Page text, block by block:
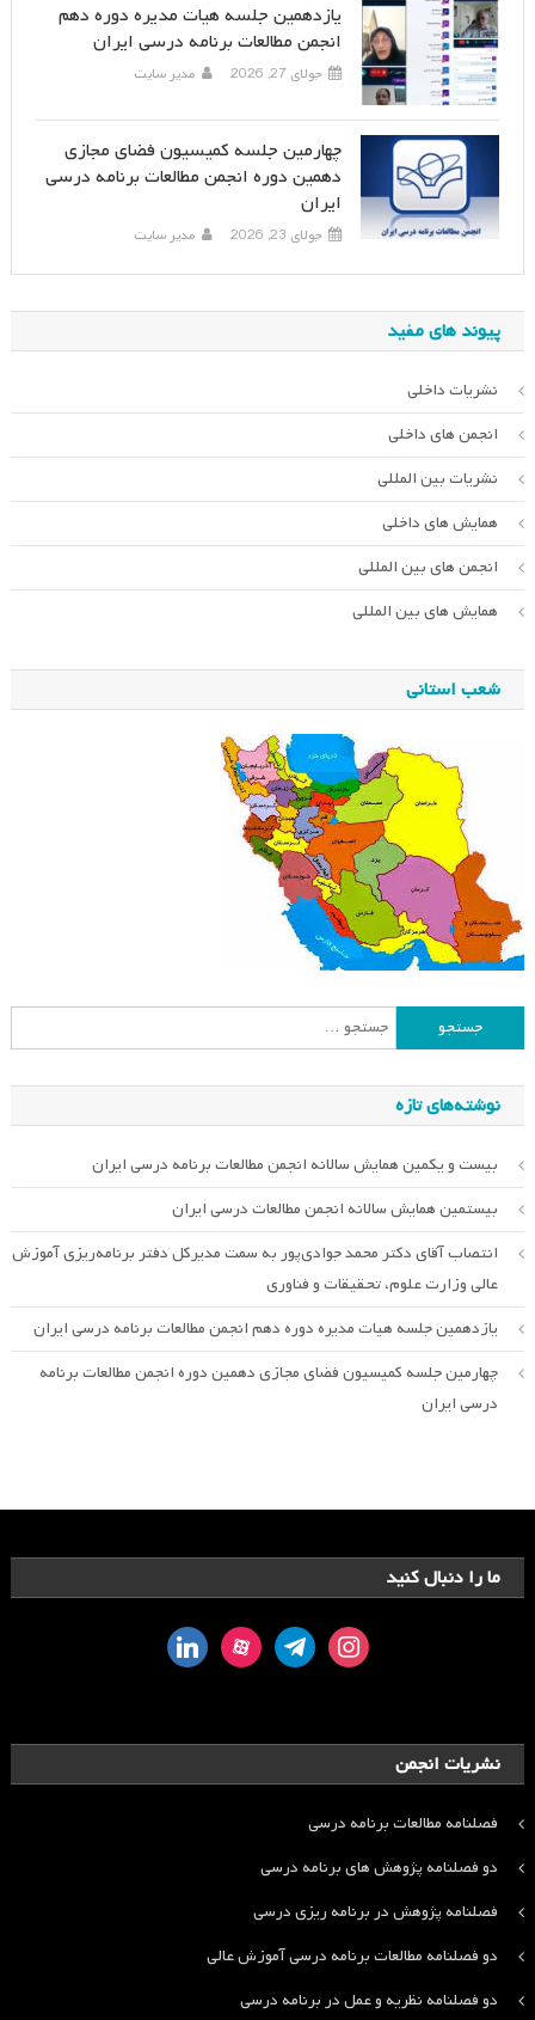
یازدهمین جلسه هیات مدیره دوره دهم
انجمن مطالعات برنامه درسی ایران
جولای 27, 2026 مدیر سایت
چهارمین جلسه کمیسیون فضای مجازی
دهمین دوره انجمن مطالعات برنامه درسی
ایران
جولای 23, 2026 مدیر سایت
پیوند های مفید
نشریات داخلی
انجمن های داخلی
نشریات بین المللی
همایش های داخلی
انجمن های بین المللی
همایش های بین المللی
شعب استانی
جستجو
برای:
نوشته‌های تازه
بیست و یکمین همایش سالانه انجمن مطالعات برنامه درسی ایران
بیستمین همایش سالانه انجمن مطالعات درسی ایران
انتصاب آقای دکتر محمد جوادی‌پور به سمت مدیرکل دفتر برنامه‌ریزی آموزش
عالی وزارت علوم، تحقیقات و فناوری
یازدهمین جلسه هیات مدیره دوره دهم انجمن مطالعات برنامه درسی ایران
چهارمین جلسه کمیسیون فضای مجازی دهمین دوره انجمن مطالعات برنامه
درسی ایران
ما را دنبال کنید
instagram
telegram
aparat
linkedin
نشریات انجمن
فصلنامه مطالعات برنامه درسی
دو فصلنامه پژوهش های برنامه درسی
فصلنامه پژوهش در برنامه ریزی درسی
دو فصلنامه مطالعات برنامه درسی آموزش عالی
دو فصلنامه نظریه و عمل در برنامه درسی